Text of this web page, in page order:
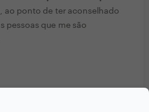
ao ponto de ter aconselhado
pessoas que me são